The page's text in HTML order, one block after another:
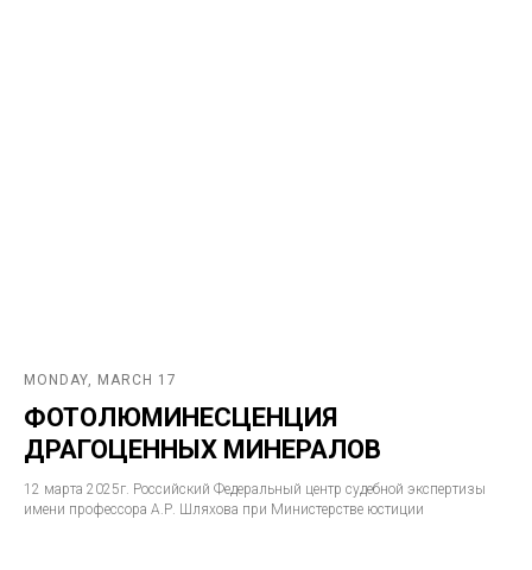
MONDAY, MARCH 17
ФОТОЛЮМИНЕСЦЕНЦИЯ
ДРАГОЦЕННЫХ МИНЕРАЛОВ
12 марта 2025г. Российский Федеральный центр судебной экспертизы
имени профессора А.Р. Шляхова при Министерстве юстиции